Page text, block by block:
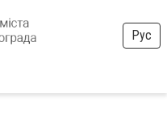
Рус